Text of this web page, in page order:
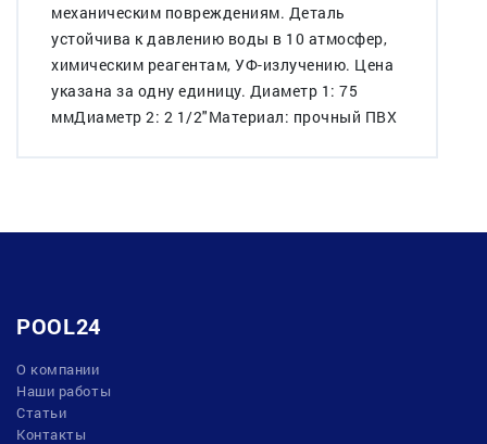
механическим повреждениям. Деталь
устойчива к давлению воды в 10 атмосфер,
химическим реагентам, УФ-излучению. Цена
указана за одну единицу. Диаметр 1: 75
ммДиаметр 2: 2 1/2"Материал: прочный ПВХ
POOL24
О компании
Наши работы
Статьи
Контакты